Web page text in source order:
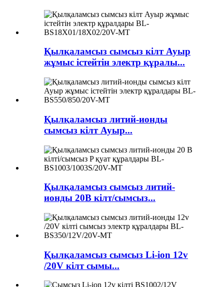
Қылқаламсыз сымсыз кілт Ауыр
жұмыс істейтін электр құралы...
Қылқаламсыз литий-ионды
сымсыз кілт Ауыр...
Қылқаламсыз сымсыз литий-
ионды 20В кілт/сымсыз...
Қылқаламсыз сымсыз Li-ion 12v
/20V кілт сымы...